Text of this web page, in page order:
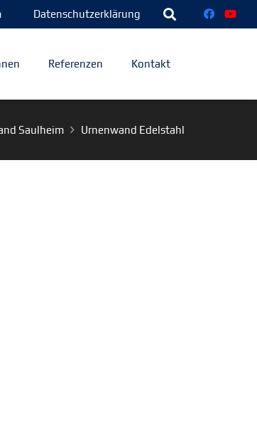
Datenschutzerklärung
Referenzen Kontakt
Saulheim Urnenwand Edelstahl